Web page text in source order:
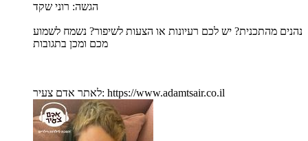
הגשה: רוני שקד
נהנים מהתכנית? יש לכם רעיונות או הצעות לשיפור? נשמח לשמוע
מכם ומכן בתגובות
לאתר אדם צעיר: https://www.adamtsair.co.il